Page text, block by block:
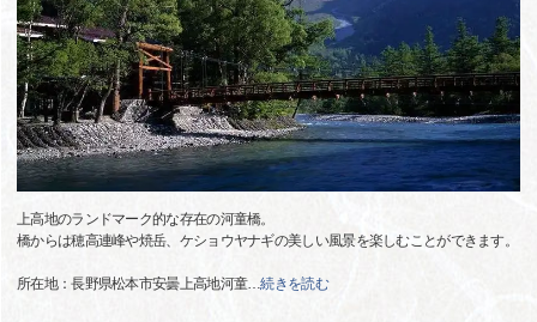
上高地のランドマーク的な存在の河童橋。
橋からは穂高連峰や焼岳、ケショウヤナギの美しい風景を楽しむことができます。
所在地：長野県松本市安曇上高地河童…続きを読む